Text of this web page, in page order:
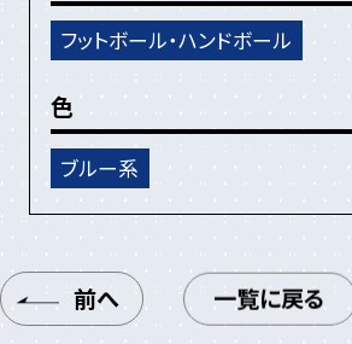
フットボール・ハンドボール
色
ブルー系
前へ 一覧に戻る